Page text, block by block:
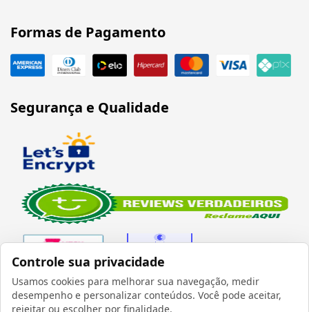
Controle sua privacidade
Usamos cookies para melhorar sua navegação, medir
desempenho e personalizar conteúdos. Você pode aceitar,
rejeitar ou escolher por finalidade.
Formas de Pagamento
Segurança e Qualidade
Verificada por